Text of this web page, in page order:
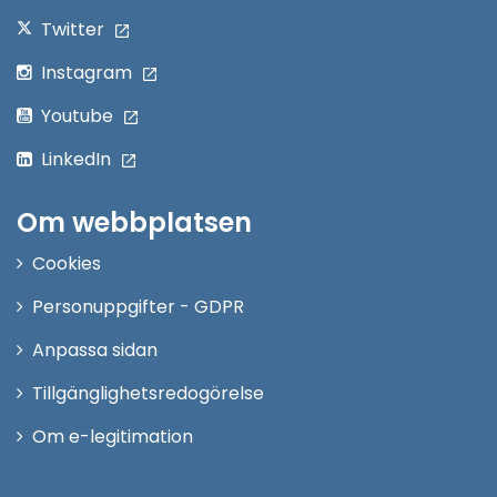
Twitter
Instagram
Youtube
LinkedIn
Om webbplatsen
Cookies
Personuppgifter - GDPR
Anpassa sidan
Tillgänglighetsredogörelse
Om e-legitimation